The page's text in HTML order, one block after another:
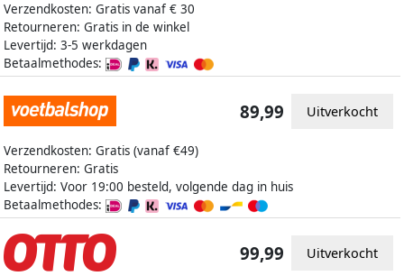
Verzendkosten: Gratis vanaf € 30
Retourneren: Gratis in de winkel
Levertijd: 3-5 werkdagen
Betaalmethodes:
Verzendkosten: Gratis (vanaf €49)
Retourneren: Gratis
Levertijd: Voor 19:00 besteld, volgende dag in huis
Betaalmethodes:
89,99 Uitverkocht
99,99 Uitverkocht